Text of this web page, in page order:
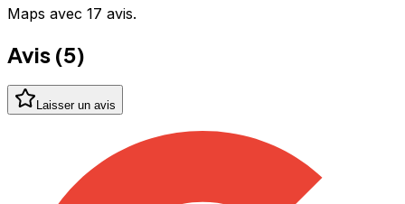
Maps avec 17 avis.
Avis (5)
Laisser un avis